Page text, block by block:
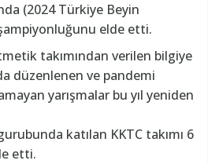
(2024 Türkiye Beyin
elde etti.
takımından verilen bilgiye
düzenlenen ve pandemi
yarışmalar bu yıl yeniden
katılan KKTC takımı 6
etti.